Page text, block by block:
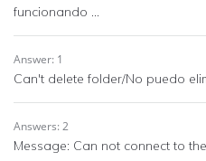
funcionando ...
Answer: 1
Can't delete folder/No puedo
Answers: 2
Message: Can not connect to